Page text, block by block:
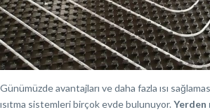
Günümüzde avantajları ve daha fazla ısı
ısıtma sistemleri birçok evde bulunuyor. Yerden